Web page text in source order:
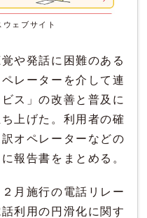
ウェブサイト
や発話に困難のある
レーターを介して連
ス」の改善と普及に
上げた。利用者の確
オペレーターなどの
報告書をまとめる。
月施行の電話リレー
利用の円滑化に関す